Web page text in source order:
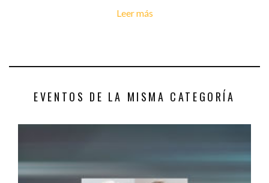
Leer más
EVENTOS DE LA MISMA CATEGORÍA